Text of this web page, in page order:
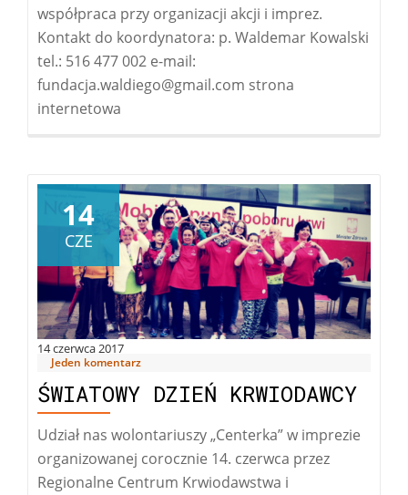
współpraca przy organizacji akcji i imprez.
Kontakt do koordynatora: p. Waldemar Kowalski
tel.: 516 477 002 e-mail:
fundacja.waldiego@gmail.com strona
internetowa
14 czerwca 2017
14
CZE
Jeden komentarz
ŚWIATOWY DZIEŃ KRWIODAWCY
Udział nas wolontariuszy „Centerka” w imprezie
organizowanej corocznie 14. czerwca przez
Regionalne Centrum Krwiodawstwa i